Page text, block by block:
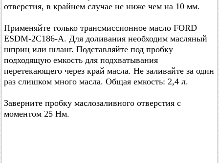
отверстия, в крайнем случае не ниже чем на 10 мм.
Применяйте только трансмиссионное масло FORD
ESDM-2C186-A. Для доливания необходим масляный
шприц или шланг. Подставляйте под пробку
подходящую емкость для подхватывания
перетекающего через край масла. Не заливайте за один
раз слишком много масла. Общая емкость: 2,4 л.
Заверните пробку маслозаливного отверстия с
моментом 25 Нм.